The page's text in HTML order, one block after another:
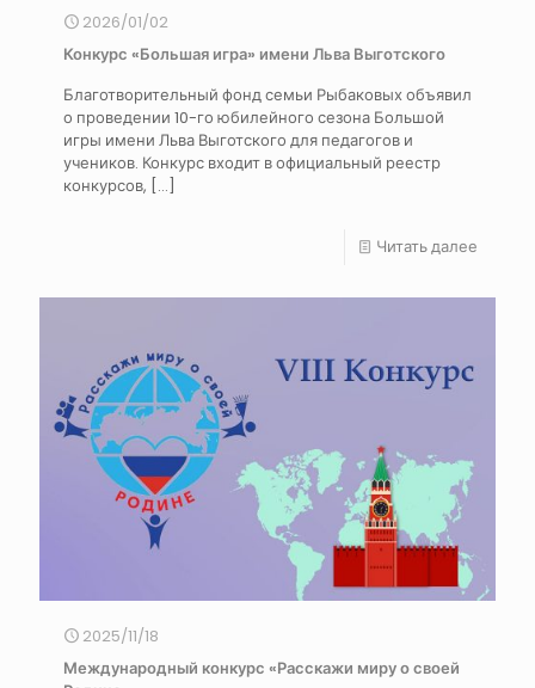
2026/01/02
Конкурс «Большая игра» имени Льва Выготского
Благотворительный фонд семьи Рыбаковых объявил
о проведении 10-го юбилейного сезона Большой
игры имени Льва Выготского для педагогов и
учеников. Конкурс входит в официальный реестр
конкурсов, […]
Читать далее
2025/11/18
Международный конкурс «Расскажи миру о своей